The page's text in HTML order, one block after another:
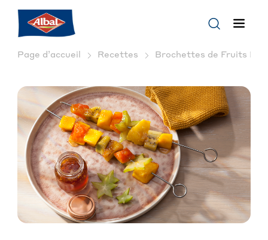
Page d’accueil Recettes Brochettes de Fruits